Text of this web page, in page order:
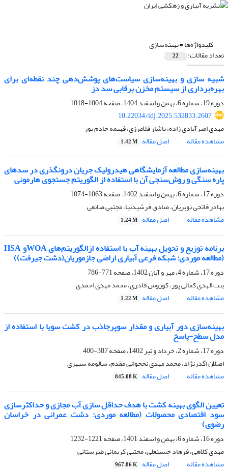
کلیدواژه‌ها =بهینه‌سازی
تعداد مقالات: 22
شبیه سازی و بهینه‌سازی سیاست‌های پوشش‌دهی چند نقطه‌ای برای
بهره‌برداری از سیستم مخزن برقابی سد دز
دوره 19، شماره 6، بهمن و اسفند 1404، صفحه
1004-1018
10.22034/idj.2025.532833.2607
مهدی امیرآبادی زاده، یاشار فلامرزی، فهیمه خادم پور
مشاهده مقاله
اصل مقاله 1.42 M
بهینه‌سازی مطالعه آزمایشگاهی هیدرولیک جریان درونگذری در سدهای
پاره سنگی و روش‌سنجی آن با استفاده از الگوریتم جستجوی هارمونی
دوره 17، شماره 6، بهمن و اسفند 1402، صفحه
1063-1074
بهادر فاتحی نوبریان، صادق فرشیدنیا، مجتبی صانعی
مشاهده مقاله
اصل مقاله 1.24 M
برنامه توزیع و تحویل بهینه آب با استفاده ازالگوریتم‌های WOAو HSA
(مطالعه موردی: شبکه فرعی آبیاری اراضی جازموریان(دشت جیرفت))
دوره 17، شماره 4، مهر و آبان 1402، صفحه
771-786
بنت الهدی کمالی پور، کوروش قادری، محمد مهدی احمدی
مشاهده مقاله
اصل مقاله 1.22 M
بهینه‌سازی دور آبیاری و مقدار سوپرجاذب در کشت سویا با استفاده از
مدل سطح-پاسخ
دوره 17، شماره 2، خرداد و تیر 1402، صفحه
387-400
اصلان اگدرنژاد، محمد مهدی نخجوانی مقدم، سالومه سپهری
مشاهده مقاله
اصل مقاله 845.08 K
تعیین الگوی بهینه کشت با هدف حداقل سازی آب مجازی و حداکثرسازی
سود اقتصادی محصولات (مطالعه موردی: دشت عمرانی در خراسان
رضوی)
دوره 16، شماره 6، بهمن و اسفند 1401، صفحه
1221-1232
مهدی کلاهی، فرهاد حسینعلی، مجتبی کریمائی طبرستانی
مشاهده مقاله
اصل مقاله 967.86 K